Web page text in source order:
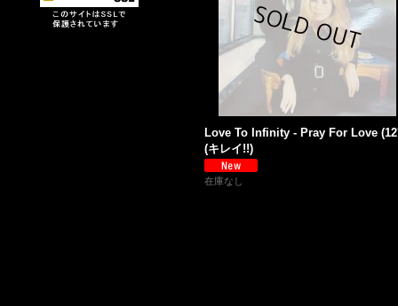
Love To Infinity - Pray For Love
(キレイ!!)
在庫なし